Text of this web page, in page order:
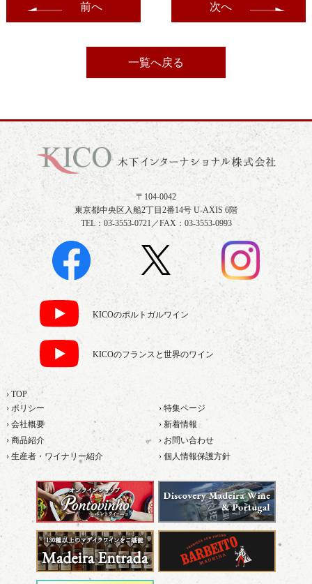
前へ
一覧へ戻る
次へ
〒104-0042
東京都中央区入船2丁目2番14号 U-AXIS 6階
TEL：03-3553-0721／FAX：03-3553-0993
KICOのポルトガルワイン
KICOのフランスと世界のワイン
› TOP
› ポリシー
› 特集ページ
› 会社概要
› 新着情報
› 商品紹介
› お問い合わせ
› 生産者・ワイナリー紹介
› 個人情報保護方針